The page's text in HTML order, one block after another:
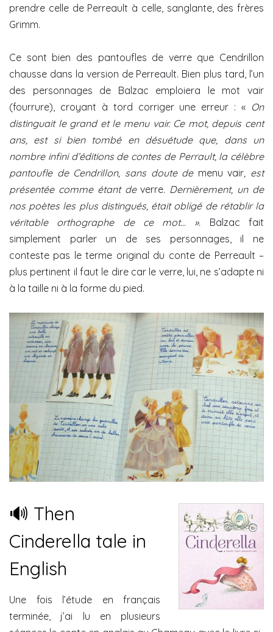
prendre celle de Perreault à celle, sanglante, des frères
Grimm.
Ce sont bien des pantoufles de verre que Cendrillon
chausse dans la version de Perreault. Bien plus tard, l’un
des personnages de Balzac emploiera le mot vair
(fourrure), croyant à tord corriger une erreur : « On
distinguait le grand et le menu vair. Ce mot, depuis cent
ans, est si bien tombé en désuétude que, dans un
nombre infini d’éditions de contes de Perrault, la célèbre
pantoufle de Cendrillon, sans doute demenu vair , est
présentée comme étant deverre. Dernièrement, un de
nos poètes les plus distingués, était obligé de rétablir la
véritable orthographe de ce mot… ». Balzac fait
simplement parler un de ses personnages, il ne
conteste pas le terme original du conte de Perreault –
plus pertinent il faut le dire car le verre, lui, ne s’adapte ni
à la taille ni à la forme du pied.
🔊 Then
Cinderella tale in
English
Une fois l’étude en français
terminée, j’ai lu en plusieurs